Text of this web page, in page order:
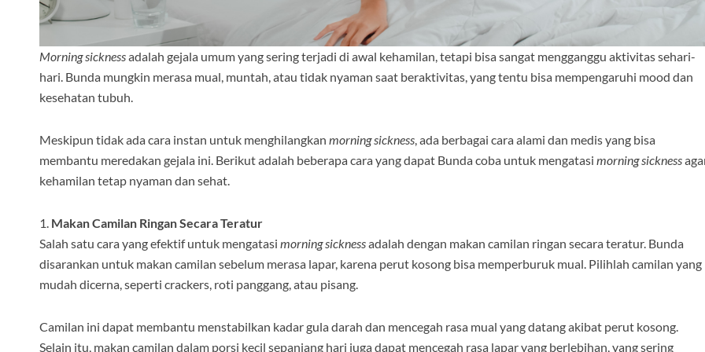
Morning sicknessadalah gejala umum yang sering terjadi di awal kehamilan, tetapi bisa sangat mengganggu aktivitas sehari-
hari. Bunda mungkin merasa mual, muntah, atau tidak nyaman saat beraktivitas, yang tentu bisa mempengaruhi mood dan
kesehatan tubuh.
Meskipun tidak ada cara instan untuk menghilangkan morning sickness, ada berbagai cara alami dan medis yang bisa
membantu meredakan gejala ini. Berikut adalah beberapa cara yang dapat Bunda coba untuk mengatasi morning sickness
kehamilan tetap nyaman dan sehat.
1. Makan Camilan Ringan Secara Teratur
Salah satu cara yang efektif untuk mengatasi morning sicknessadalah dengan makan camilan ringan secara teratur. Bunda
disarankan untuk makan camilan sebelum merasa lapar, karena perut kosong bisa memperburuk mual. Pilihlah camilan yang
mudah dicerna, seperti crackers, roti panggang, atau pisang.
Camilan ini dapat membantu menstabilkan kadar gula darah dan mencegah rasa mual yang datang akibat perut kosong.
Selain itu, makan camilan dalam porsi kecil sepanjang hari juga dapat mencegah rasa lapar yang berlebihan, yang sering